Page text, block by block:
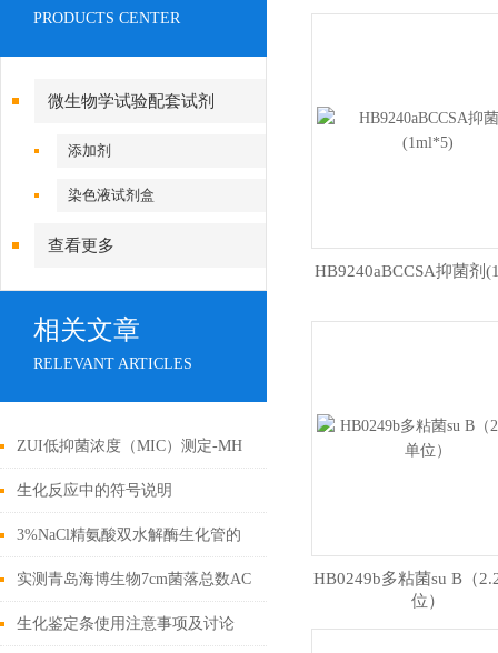
PRODUCTS CENTER
微生物学试验配套试剂
添加剂
染色液试剂盒
查看更多
相关文章
RELEVANT ARTICLES
ZUI低抑菌浓度（MIC）测定-MH
肉汤稀释法
生化反应中的符号说明
3%NaCl精氨酸双水解酶生化管的
使用方法与原理
实测青岛海博生物7cm菌落总数AC
测试片｜适配高校实验室环境菌落
生化鉴定条使用注意事项及讨论
HB9240aBCCSA抑菌剂
HB0249b多粘菌su B（
位）